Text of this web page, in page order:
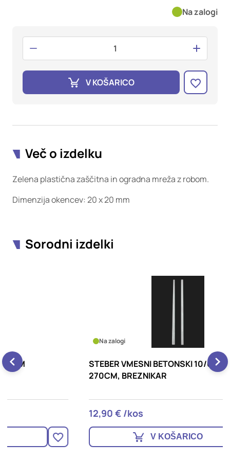
Na zalogi
V KOŠARICO
Več o izdelku
Zelena plastična zaščitna in ogradna mreža z robom.
Dimenzija okencev: 20 x 20 mm
Sorodni izdelki
STEBER VMESNI BETONSKI 10/6 6/6 32KG
270CM, BREZNIKAR
V KOŠARICO
vaših interesov, ki ga nato uporabijo za prikazovanje ustreznih
zavrnete uporabo teh piškotkov, ne boste deležni našega